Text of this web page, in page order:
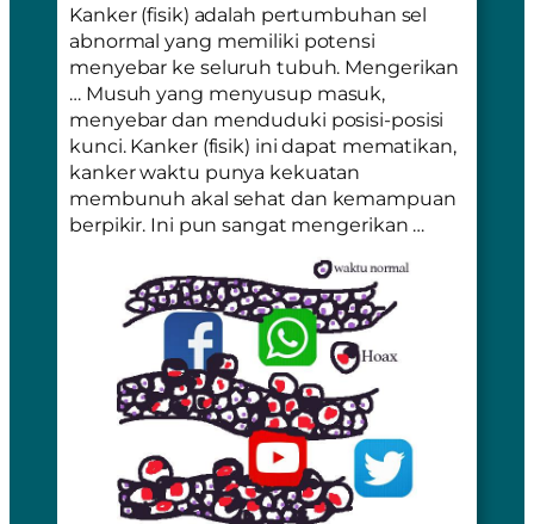
Kanker (fisik) adalah pertumbuhan sel
abnormal yang memiliki potensi
menyebar ke seluruh tubuh. Mengerikan
… Musuh yang menyusup masuk,
menyebar dan menduduki posisi-posisi
kunci. Kanker (fisik) ini dapat mematikan,
kanker waktu punya kekuatan
membunuh akal sehat dan kemampuan
berpikir. Ini pun sangat mengerikan …